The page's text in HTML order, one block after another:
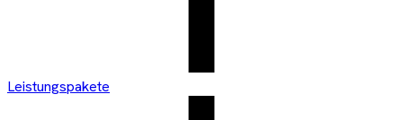
Leistungspakete